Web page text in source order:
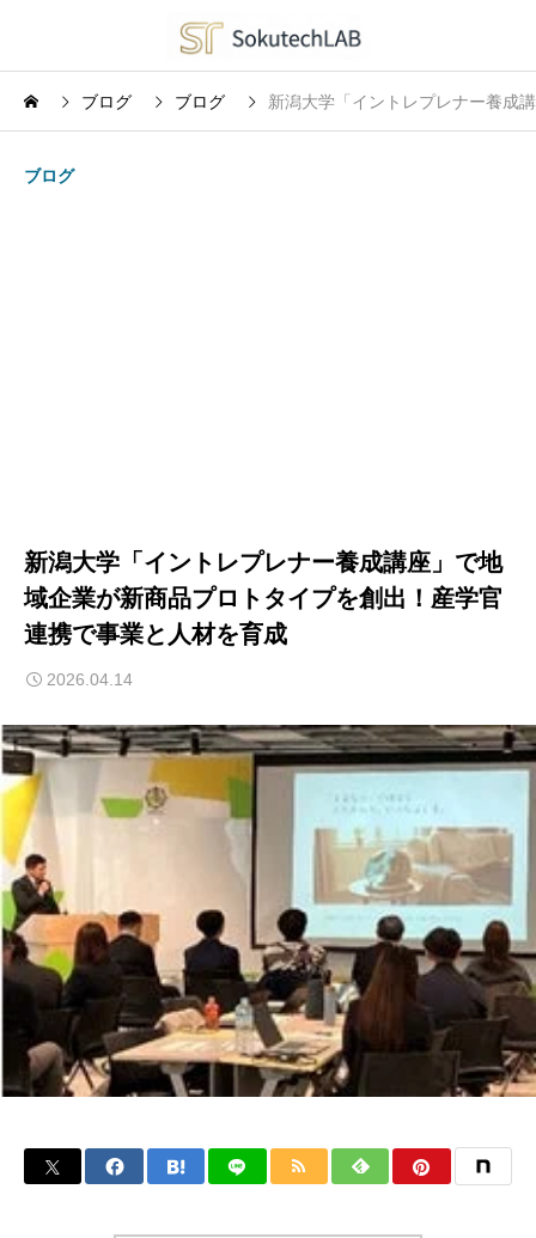
ブログ ブログ 新潟大学「イントレプレナー養成
ブログ
新潟大学「イントレプレナー養成講座」で地
域企業が新商品プロトタイプを創出！産学官
連携で事業と人材を育成
2026.04.14